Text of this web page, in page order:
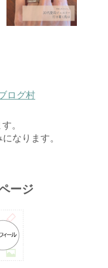
ログ村
。
なります。
ージ